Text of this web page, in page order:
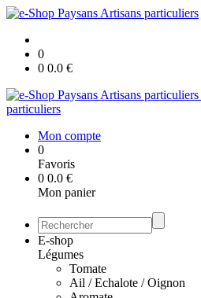
0
0 0.0 €
particuliers
Mon compte
0
Favoris
0 0.0 €
Mon panier
E-shop
Légumes
Tomate
Ail / Echalote / Oignon